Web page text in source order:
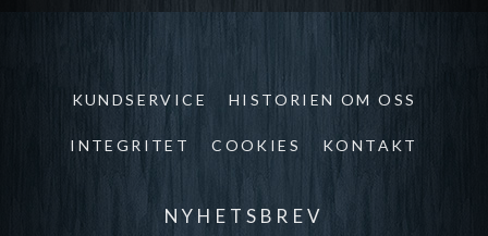
KUNDSERVICE HISTORIEN OM OSS
INTEGRITET COOKIES KONTAKT
NYHETSBREV